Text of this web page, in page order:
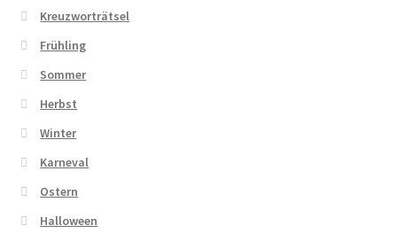
Kreuzworträtsel
Frühling
Sommer
Herbst
Winter
Karneval
Ostern
Halloween